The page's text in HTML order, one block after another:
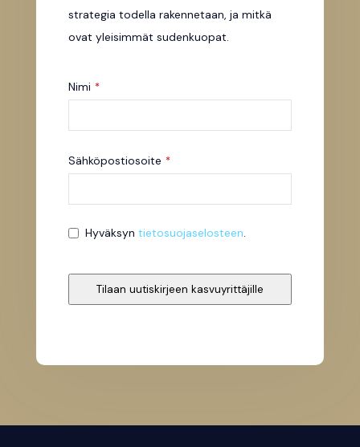
strategia todella rakennetaan, ja mitkä
ovat yleisimmät sudenkuopat.
Nimi *
Sähköpostiosoite *
Hyväksyn tietosuojaselosteen.
Tilaan uutiskirjeen kasvuyrittäjille